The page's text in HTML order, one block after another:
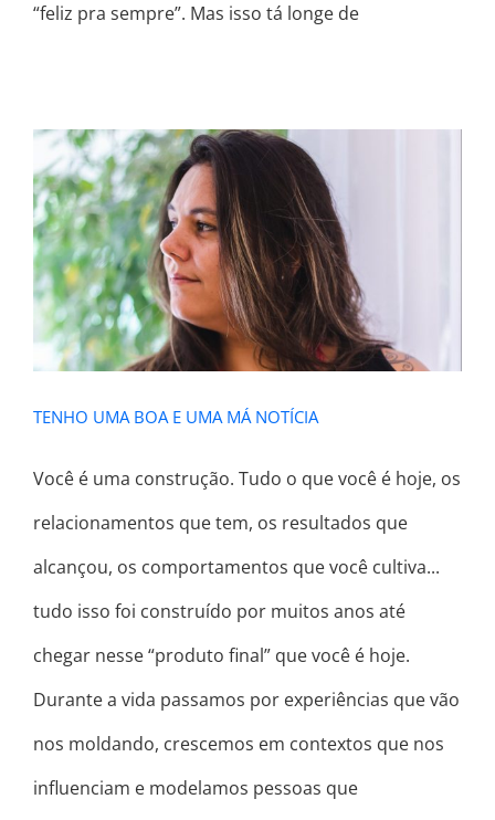
“feliz pra sempre”. Mas isso tá longe de
TENHO UMA BOA E UMA MÁ
NOTÍCIA
TENHO UMA BOA E UMA MÁ NOTÍCIA
Você é uma construção. Tudo o que você é hoje, os
relacionamentos que tem, os resultados que
alcançou, os comportamentos que você cultiva...
tudo isso foi construído por muitos anos até
chegar nesse “produto final” que você é hoje. ⠀
Durante a vida passamos por experiências que vão
nos moldando, crescemos em contextos que nos
influenciam e modelamos pessoas que